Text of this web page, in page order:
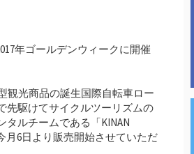
年ゴールデンウィークに開催
観光商品の誕生国際自転車ロー
先駆けてサイクルツーリズムの
ルチームである「KINAN
月6日より販売開始させていただ